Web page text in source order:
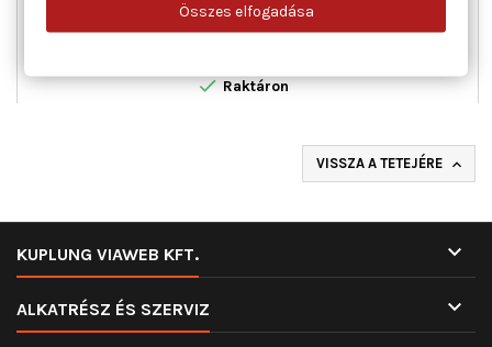
Ár
31 481 FtNormál
39 351 Ft
Raktáron
VISSZA A TETEJÉRE 
KUPLUNG VIAWEB KFT. 
ALKATRÉSZ ÉS SZERVIZ 
Összes elfogadása